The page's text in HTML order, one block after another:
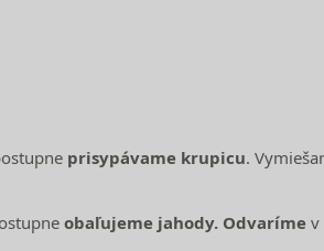
prisypávame krupicu.
obaľujeme jahody. Odvaríme v